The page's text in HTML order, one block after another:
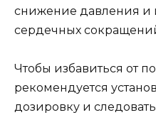
снижение давления и
сердечных
Чтобы избавиться от
рекомендуется
дозировку и